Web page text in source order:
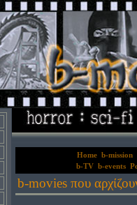
Home b-mission
b-TV b-events
b-movies που